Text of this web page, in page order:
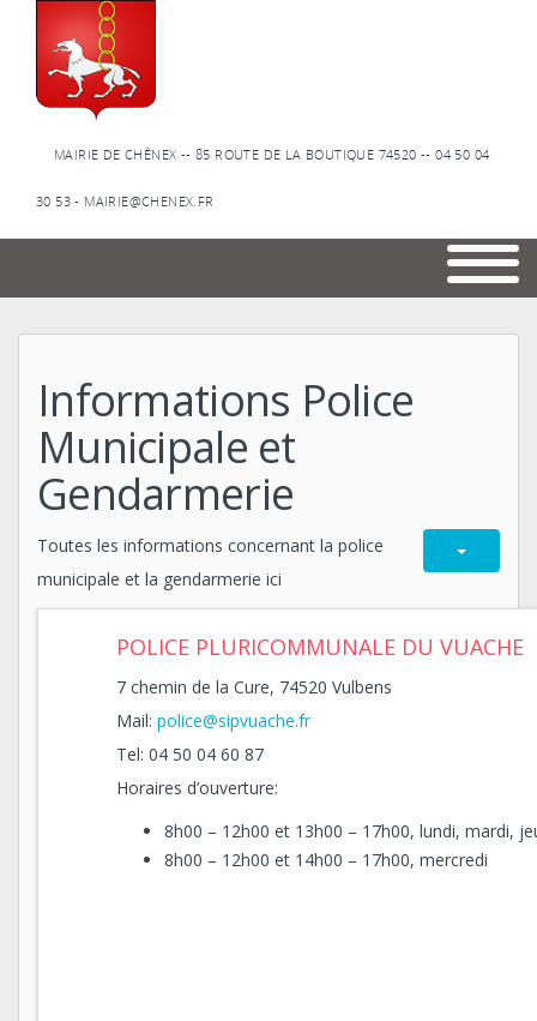
MAIRIE DE CHÊNEX -- 85 ROUTE DE LA BOUTIQUE 74520 -- 04 50 04
30 53 - MAIRIE@CHENEX.FR
Informations Police
Municipale et
Gendarmerie
Toutes les informations concernant la police
municipale et la gendarmerie ici
POLICE PLURICOMMUNALE DU VUACHE
7 chemin de la Cure, 74520 Vulbens
Mail: police@sipvuache.fr
Tel: 04 50 04 60 87
Horaires d’ouverture:
8h00 – 12h00 et 13h00 – 17h00, lundi, mardi,
8h00 – 12h00 et 14h00 – 17h00, mercredi